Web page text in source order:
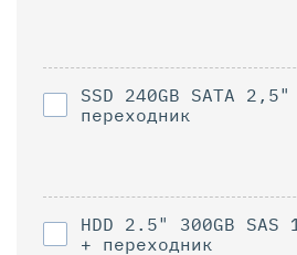
SSD 240GB SATA
переходник
HDD 2.5" 300GB SAS
+ переходник